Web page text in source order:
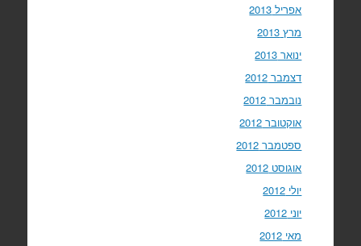
אפריל 2013
מרץ 2013
ינואר 2013
דצמבר 2012
נובמבר 2012
אוקטובר 2012
ספטמבר 2012
אוגוסט 2012
יולי 2012
יוני 2012
מאי 2012